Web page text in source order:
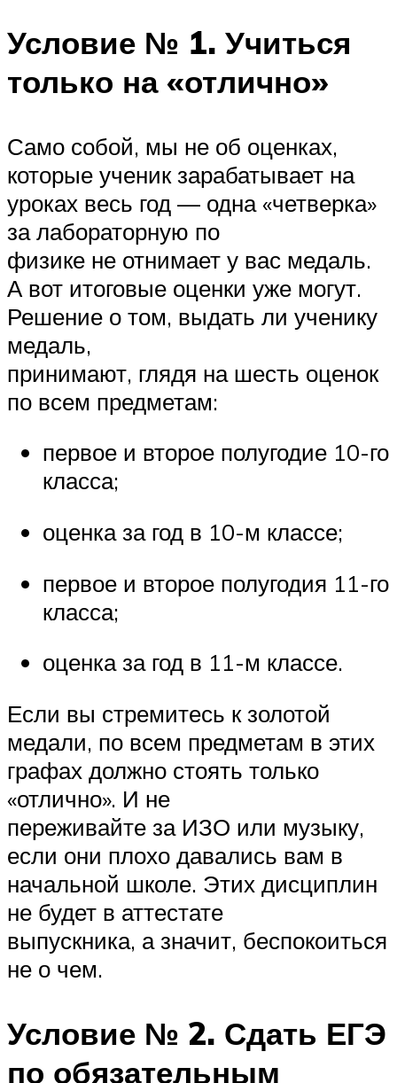
Условие № 1. Учиться
только на «отлично»
Само собой, мы не об оценках,
которые ученик зарабатывает на
уроках весь год — одна «четверка»
за лабораторную по
физике не отнимает у вас медаль.
А вот итоговые оценки уже могут.
Решение о том, выдать ли ученику
медаль,
принимают, глядя на шесть оценок
по всем предметам:
первое и второе полугодие 10-го
класса;
оценка за год в 10-м классе;
первое и второе полугодия 11-го
класса;
оценка за год в 11-м классе.
Если вы стремитесь к золотой
медали, по всем предметам в этих
графах должно стоять только
«отлично». И не
переживайте за ИЗО или музыку,
если они плохо давались вам в
начальной школе. Этих дисциплин
не будет в аттестате
выпускника, а значит, беспокоиться
не о чем.
Условие № 2. Сдать ЕГЭ
по обязательным